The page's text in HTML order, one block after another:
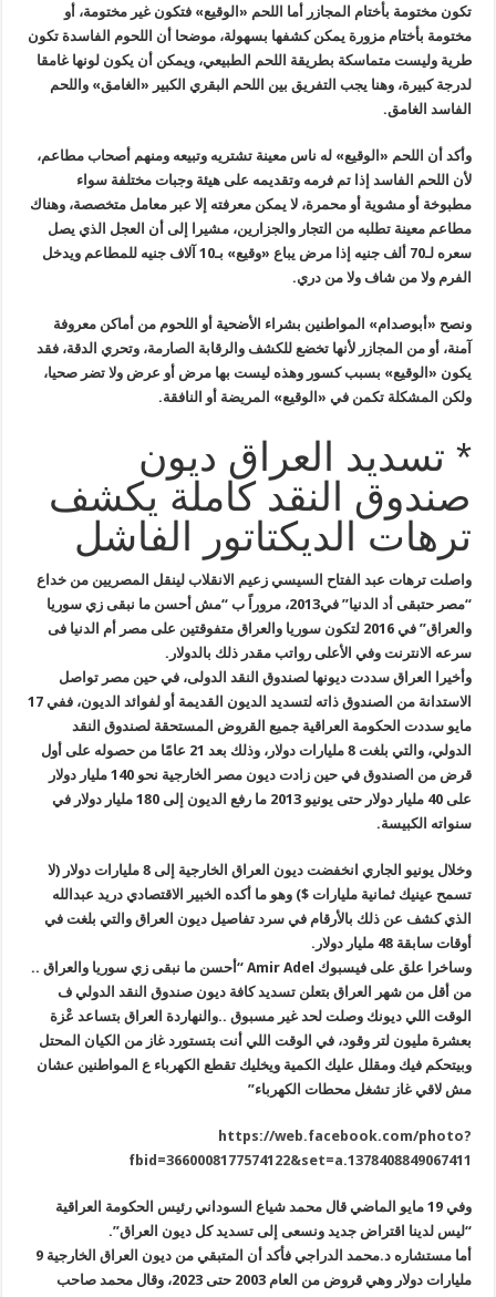
تكون مختومة بأختام المجازر أما اللحم «الوقيع» فتكون غير مختومة، أو
مختومة بأختام مزورة يمكن كشفها بسهولة، موضحا أن اللحوم الفاسدة تكون
طرية وليست متماسكة بطريقة اللحم الطبيعي، ويمكن أن يكون لونها غامقا
لدرجة كبيرة، وهنا يجب التفريق بين اللحم البقري الكبير «الغامق» واللحم
الفاسد الغامق.
وأكد أن اللحم «الوقيع» له ناس معينة تشتريه وتبيعه ومنهم أصحاب مطاعم،
لأن اللحم الفاسد إذا تم فرمه وتقديمه على هيئة وجبات مختلفة سواء
مطبوخة أو مشوية أو محمرة، لا يمكن معرفته إلا عبر معامل متخصصة، وهناك
مطاعم معينة تطلبه من التجار والجزارين، مشيرا إلى أن العجل الذي يصل
سعره لـ70 ألف جنيه إذا مرض يباع «وقيع» بـ10 آلاف جنيه للمطاعم ويدخل
الفرم ولا من شاف ولا من دري.
ونصح «أبوصدام» المواطنين بشراء الأضحية أو اللحوم من أماكن معروفة
آمنة، أو من المجازر لأنها تخضع للكشف والرقابة الصارمة، وتحري الدقة، فقد
يكون «الوقيع» بسبب كسور وهذه ليست بها مرض أو عرض ولا تضر صحيا،
ولكن المشكلة تكمن في «الوقيع» المريضة أو النافقة.
* تسديد العراق ديون
صندوق النقد كاملة يكشف
ترهات الديكتاتور الفاشل
واصلت ترهات عبد الفتاح السيسي زعيم الانقلاب لينقل المصريين من خداع
“مصر حتبقى أد الدنيا” في2013، مروراً ب “مش أحسن ما نبقى زي سوريا
والعراق” في 2016 لتكون سوريا والعراق متفوقتين على مصر أم الدنيا فى
سرعه الانترنت وفي الأعلى رواتب مقدر ذلك بالدولار.
وأخيرا العراق سددت ديونها لصندوق النقد الدولى، في حين مصر تواصل
الاستدانة من الصندوق ذاته لتسديد الديون القديمة أو لفوائد الديون، ففي 17
مايو سددت الحكومة العراقية جميع القروض المستحقة لصندوق النقد
الدولي، والتي بلغت 8 مليارات دولار، وذلك بعد 21 عامًا من حصوله على أول
قرض من الصندوق في حين زادت ديون مصر الخارجية نحو 140 مليار دولار
على 40 مليار دولار حتى يونيو 2013 ما رفع الديون إلى 180 مليار دولار في
سنواته الكبيسة.
وخلال يونيو الجاري انخفضت ديون العراق الخارجية إلى 8 مليارات دولار (لا
تسمح عينيك ثمانية مليارات $) وهو ما أكده الخبير الاقتصادي دريد عبدالله
الذي كشف عن ذلك بالأرقام في سرد تفاصيل ديون العراق والتي بلغت في
أوقات سابقة 48 مليار دولار.
وساخرا علق على فيسبوك Amir Adel “أحسن ما نبقى زي سوريا والعراق ..
من أقل من شهر العراق بتعلن تسديد كافة ديون صندوق النقد الدولي ف
الوقت اللي ديونك وصلت لحد غير مسبوق ..والنهاردة العراق بتساعد عْزة
بعشرة مليون لتر وقود، في الوقت اللي أنت بتستورد غاز من الكيان المحتل
وبيتحكم فيك ومقلل عليك الكمية ويخليك تقطع الكهرباء ع المواطنين عشان
مش لاقي غاز تشغل محطات الكهرباء”
https://web.facebook.com/photo?
fbid=3660008177574122&set=a.1378408849067411
وفي 19 مايو الماضي قال محمد شياع السوداني رئيس الحكومة العراقية
“ليس لدينا اقتراض جديد ونسعى إلى تسديد كل ديون العراق”.
أما مستشاره د.محمد الدراجي فأكد أن المتبقي من ديون العراق الخارجية 9
مليارات دولار وهي قروض من العام 2003 حتى 2023، وقال محمد صاحب